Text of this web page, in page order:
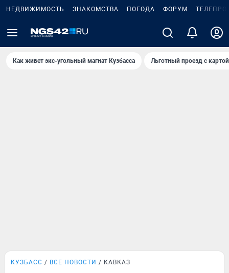
НЕДВИЖИМОСТЬ ЗНАКОМСТВА ПОГОДА ФОРУМ
Как живет экс-угольный магнат Кузбасса Льготный проезд с
КУЗБАСС ВСЕ НОВОСТИ КАВКАЗ